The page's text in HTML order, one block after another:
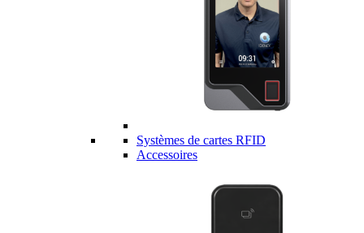
Systèmes de cartes RFID
Accessoires